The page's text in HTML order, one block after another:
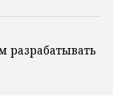
разрабатывать